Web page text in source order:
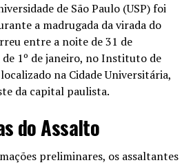
capacitação técnica e acesso a
financiamento para os
Legislativa
de Auxílios no
Hídrica e
de São Paulo (USP) foi
a madrugada da virada do
entre a noite de 31 de
de 1º de janeiro, no Instituto de
na Cidade Universitária,
da capital paulista.
do Assalto
preliminares, os assaltantes